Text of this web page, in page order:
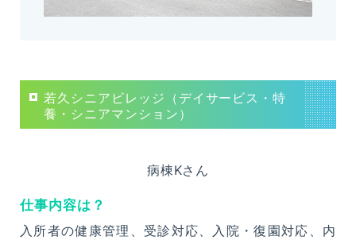
若久シニアビレッジ（デイサービス・特
養・シニアマンション）
病棟Kさん
仕事内容は？
入所者の健康管理、受診対応、入院・復園対応、内